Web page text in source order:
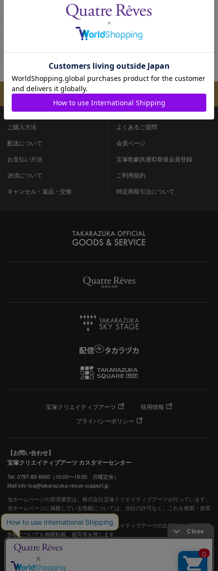
メールマガジンのご案内
ご購入方法
配送について
お支払い方法
決済について
キャンセル・返品・交換
よくあるご質問
会員ページ
宝塚歌劇共通ID新規会員登録
ご利用規約
特定商取引法について
宝塚クリエイティブアーツ
採用情報
プライバシーポリシー
【お問い合わせ】
宝塚クリエイティブアーツ カスタマーセンター
Tel. 0797-83-6000（10:00〜18:00 月曜定休）
Mail info-tca@takarazuka-revue-support.jp
当ホームページの管理運営は、株式会社宝塚クリエイティブアーツが行っています。
当ホームページに掲載している情報については、当社の許可なく、これを複製・改変
することを固く禁止します。
また、阪急電鉄並びに宝塚歌劇団、宝塚クリエイティブアーツの出版物ほか写真等著
作物についても無断転載、複写等を禁じます。
宝塚歌劇公式ホームページ
JASRAC許諾番号：S0507081515